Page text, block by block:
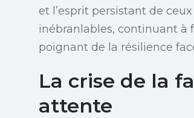
et l’esprit persistant de
inébranlables, continuant à
poignant de la résilience
La crise de la
attente